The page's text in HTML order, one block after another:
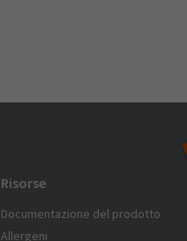
Risorse
Documentazione del prodotto
Allergeni